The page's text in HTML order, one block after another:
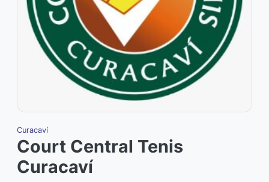
Curacaví
Court Central Tenis
Curacaví